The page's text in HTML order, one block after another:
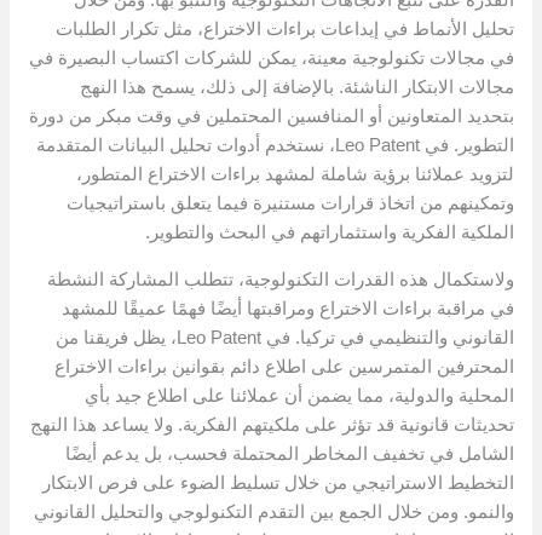
تحليل الأنماط في إيداعات براءات الاختراع، مثل تكرار الطلبات
في مجالات تكنولوجية معينة، يمكن للشركات اكتساب البصيرة في
مجالات الابتكار الناشئة. بالإضافة إلى ذلك، يسمح هذا النهج
بتحديد المتعاونين أو المنافسين المحتملين في وقت مبكر من دورة
التطوير. في Leo Patent، نستخدم أدوات تحليل البيانات المتقدمة
لتزويد عملائنا برؤية شاملة لمشهد براءات الاختراع المتطور،
وتمكينهم من اتخاذ قرارات مستنيرة فيما يتعلق باستراتيجيات
الملكية الفكرية واستثماراتهم في البحث والتطوير.
ولاستكمال هذه القدرات التكنولوجية، تتطلب المشاركة النشطة
في مراقبة براءات الاختراع ومراقبتها أيضًا فهمًا عميقًا للمشهد
القانوني والتنظيمي في تركيا. في Leo Patent، يظل فريقنا من
المحترفين المتمرسين على اطلاع دائم بقوانين براءات الاختراع
المحلية والدولية، مما يضمن أن عملائنا على اطلاع جيد بأي
تحديثات قانونية قد تؤثر على ملكيتهم الفكرية. ولا يساعد هذا النهج
الشامل في تخفيف المخاطر المحتملة فحسب، بل يدعم أيضًا
التخطيط الاستراتيجي من خلال تسليط الضوء على فرص الابتكار
والنمو. ومن خلال الجمع بين التقدم التكنولوجي والتحليل القانوني